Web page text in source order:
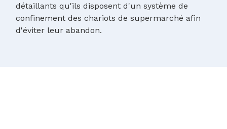
détaillants qu'ils disposent d'un système de
confinement des chariots de supermarché afin
d'éviter leur abandon.